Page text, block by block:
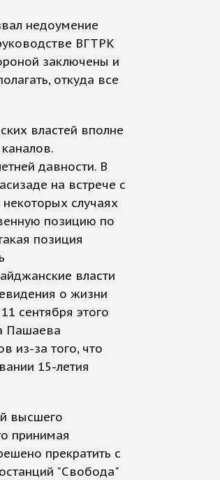
недоумение
ВГТРК
заключены и
откуда все
властей вполне
давности. В
на встрече с
случаях
позицию по
позиция
власти
о жизни
сентября этого
Пашаева
из-за того, что
15-летия
высшего
принимая
прекратить с
"Свобода"